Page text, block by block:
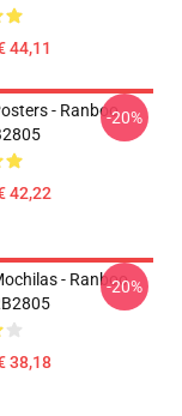
44,11
- Ranboo
42,22
-20%
- Ranboo
38,18
-20%